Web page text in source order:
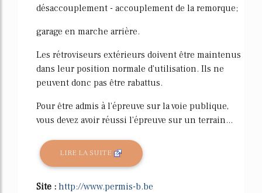
désaccouplement - accouplement de la remorque;
garage en marche arrière.
Les rétroviseurs extérieurs doivent être maintenus
dans leur position normale d'utilisation. Ils ne
peuvent donc pas être rabattus.
Pour être admis à l'épreuve sur la voie publique,
vous devez avoir réussi l'épreuve sur un terrain...
LIRE LA SUITE
Site : http://www.permis-b.be